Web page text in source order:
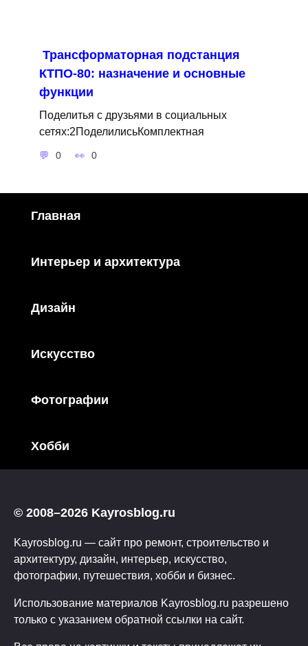
Трансформаторная подстанция
КТПО-80: назначение и основные
функции
Поделитья с друзьями в социальных
сетях:2ПоделилисьКомплектная
0 0
Главная
Интерьер и архитектура
Дизайн
Искусство
Фотографии
Хобби
© 2008–2026 Kayrosblog.ru
Kayrosblog.ru — сайт про ремонт, строительство и
архитектуру, дизайн, интерьер, искусство,
фотографии, путешествия, хобби и бизнес.
Использование материалов Kayrosblog.ru разрешено
только с указанием обратной ссылки на сайт.